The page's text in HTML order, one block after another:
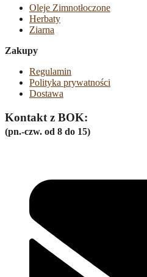
Oleje Zimnotłoczone
Herbaty
Ziarna
Zakupy
Regulamin
Polityka prywatności
Dostawa
Kontakt z BOK:
(pn.-czw. od 8 do 15)